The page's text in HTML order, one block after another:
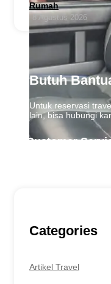
Rumah
8 Agustus 2026
Butuh
Untuk reservasi
lain, bisa hubungi
Customer
Categories
Artikel Travel